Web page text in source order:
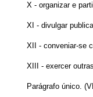
X - organizar e
XI - divulgar
XII - conveniar-se
XIII - exercer
Parágrafo único.